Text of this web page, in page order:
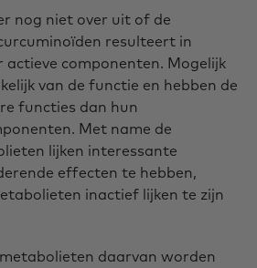
nog niet over uit of de
resulteert in
actieve componenten. Mogelijk
van de functie en hebben de
functies dan hun
Met name de
lijken interessante
effecten te hebben,
inactief lijken te zijn
daarvan worden